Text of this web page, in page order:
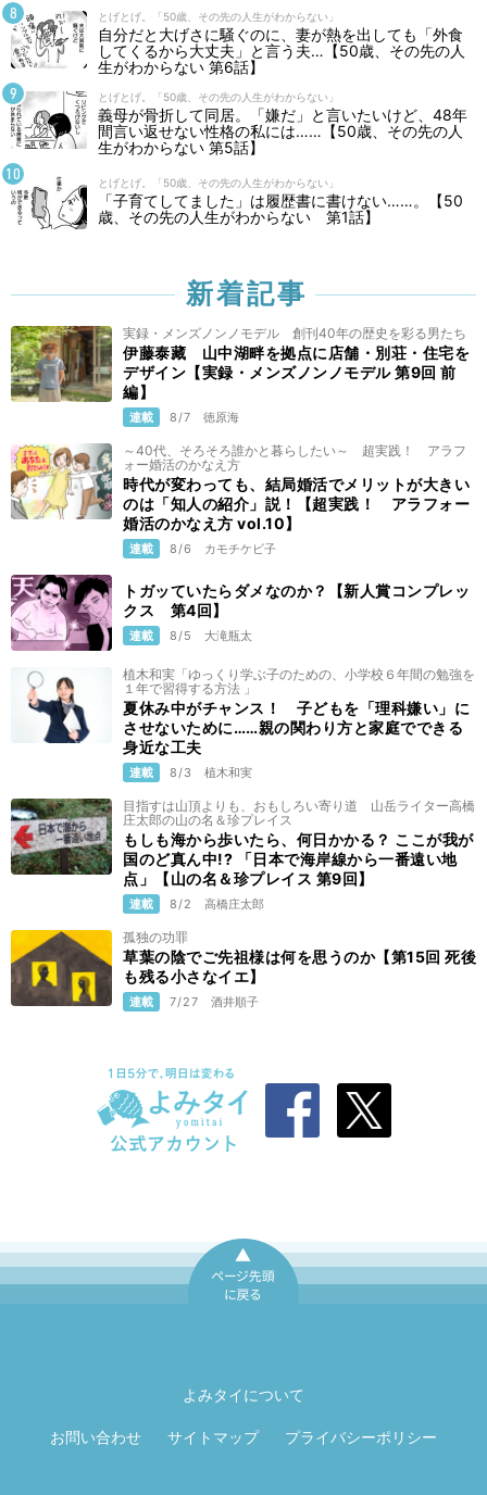
とげとげ。「50歳、その先の人生がわからない」
自分だと大げさに騒ぐのに、妻が熱を出しても「外食
してくるから大丈夫」と言う夫…【50歳、その先の人
生がわからない 第6話】
とげとげ。「50歳、その先の人生がわからない」
義母が骨折して同居。「嫌だ」と言いたいけど、48年
間言い返せない性格の私には……【50歳、その先の人
生がわからない 第5話】
とげとげ。「50歳、その先の人生がわからない」
「子育てしてました」は履歴書に書けない……。【50
歳、その先の人生がわからない 第1話】
新着記事
実録・メンズノンノモデル 創刊40年の歴史を彩る男たち
伊藤泰藏 山中湖畔を拠点に店舗・別荘・住宅を
デザイン【実録・メンズノンノモデル 第9回 前
編】
連載 8/7 徳原海
～40代、そろそろ誰かと暮らしたい～ 超実践！ アラフ
ォー婚活のかなえ方
時代が変わっても、結局婚活でメリットが大きい
のは「知人の紹介」説！【超実践！ アラフォー
婚活のかなえ方 vol.10】
連載 8/6 カモチケビ子
トガッていたらダメなのか？【新人賞コンプレッ
クス 第4回】
連載 8/5 大滝瓶太
植木和実「ゆっくり学ぶ子のための、小学校６年間の勉強を
１年で習得する方法 」
夏休み中がチャンス！ 子どもを「理科嫌い」に
させないために……親の関わり方と家庭でできる
身近な工夫
連載 8/3 植木和実
目指すは山頂よりも、おもしろい寄り道 山岳ライター高橋
庄太郎の山の名＆珍プレイス
もしも海から歩いたら、何日かかる？ ここが我が
国のど真ん中!? 「日本で海岸線から一番遠い地
点」【山の名＆珍プレイス 第9回】
連載 8/2 高橋庄太郎
孤独の功罪
草葉の陰でご先祖様は何を思うのか【第15回 死後
も残る小さなイエ】
連載 7/27 酒井順子
よみタイについて
お問い合わせ サイトマップ プライバシーポリシー